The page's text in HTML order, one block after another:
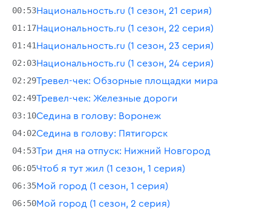
00:53Национальность.ru (1 сезон, 21 серия)
01:17Национальность.ru (1 сезон, 22 серия)
01:41Национальность.ru (1 сезон, 23 серия)
02:03Национальность.ru (1 сезон, 24 серия)
02:29Тревел-чек: Обзорные площадки мира
02:49Тревел-чек: Железные дороги
03:10Седина в голову: Воронеж
04:02Седина в голову: Пятигорск
04:53Три дня на отпуск: Нижний Новгород
06:05Чтоб я тут жил (1 сезон, 1 серия)
06:35Мой город (1 сезон, 1 серия)
06:50Мой город (1 сезон, 2 серия)